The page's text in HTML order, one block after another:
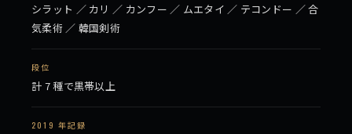
シラット ／ カリ ／ カンフー ／ ムエタイ ／ テコンドー ／ 合
気柔術 ／ 韓国剣術
段位
計 7 種で黒帯以上
2019 年記録